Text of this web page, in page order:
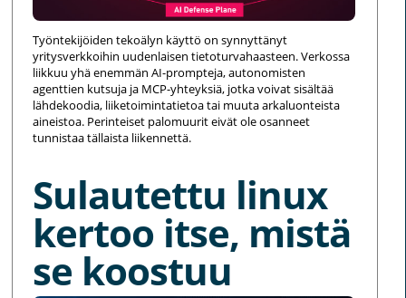
Työntekijöiden tekoälyn käyttö on synnyttänyt
yritysverkkoihin uudenlaisen tietoturvahaasteen. Verkossa
liikkuu yhä enemmän AI-prompteja, autonomisten
agenttien kutsuja ja MCP-yhteyksiä, jotka voivat sisältää
lähdekoodia, liiketoimintatietoa tai muuta arkaluonteista
aineistoa. Perinteiset palomuurit eivät ole osanneet
tunnistaa tällaista liikennettä.
Sulautettu linux
kertoo itse, mistä
se koostuu